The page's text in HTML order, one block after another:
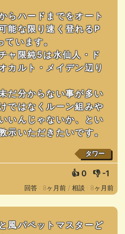
らハードまでをオート
能な限り速く登れるP
います。
ャ限純5は水仙人・ド
カルト・メイデン辺り
だ分からない事が多い
ではなくルーン組みや
いんじゃないか、とい
示いただきたいです。
タワー
👍 0 👎 -1
回答 : 8ヶ月前 / 相談 : 8ヶ月前
風パペットマスターど